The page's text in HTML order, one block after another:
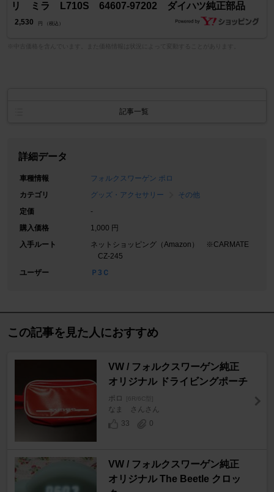
リ ミラ L710S 64607-97202 ダイハツ純正部品
2,530 円 （税込）
記事一覧
詳細データ
車種情報
フォルクスワーゲン ポロ
カテゴリ
グッズ・アクセサリー
その他
定価
-
購入価格
1,000 円
入手ルート
ネットショッピング（Amazon） ※CARMATE
CZ-245
ユーザー
Ｐ3Ｃ
この記事を見た人におすすめ
VW / フォルクスワーゲン純正
オリジナル ドライビングポーチ
ポロ [6R/6C型]
なま さんさん
33
0
VW / フォルクスワーゲン純正
オリジナル The Beetle クロッ